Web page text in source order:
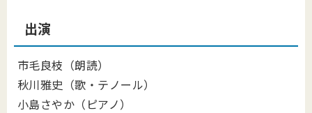
出演
市毛良枝（朗読）
秋川雅史（歌・テノール）
小島さやか（ピアノ）